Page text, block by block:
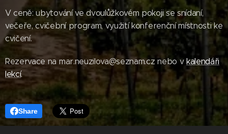
V ceně: ubytování ve dvoulůžkovém pokoji se snídaní,
večeře, cvičební program, využití konferenční místnosti ke
cvičení.
Rezervace na mar.neuzilova@seznam.cz nebo v kalendáři
lekcí.
Share